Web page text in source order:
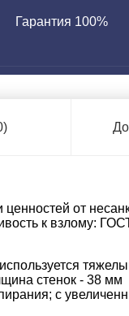
Гарантия 100%
от
к взлому:
стенок - 38 мм
с